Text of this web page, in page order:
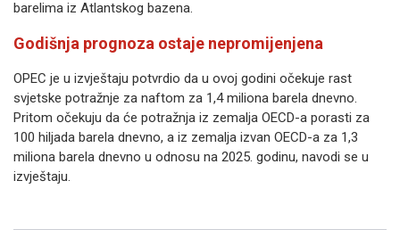
barelima iz Atlantskog bazena.
Godišnja prognoza ostaje nepromijenjena
OPEC je u izvještaju potvrdio da u ovoj godini očekuje rast
svjetske potražnje za naftom za 1,4 miliona barela dnevno.
Pritom očekuju da će potražnja iz zemalja OECD-a porasti za
100 hiljada barela dnevno, a iz zemalja izvan OECD-a za 1,3
miliona barela dnevno u odnosu na 2025. godinu, navodi se u
izvještaju.